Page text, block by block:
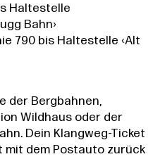
Haltestelle
Bahn›
790 bis Haltestelle ‹Alt
der Bergbahnen,
Wildhaus oder der
Dein Klangweg-Ticket
dem Postauto zurück